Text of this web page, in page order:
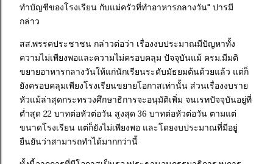
ทำบัญชีของโรงเรียน กับแม่ครัวที่ทำอาหารกลางวัน" ปารมี
กล่าว
สส.พรรคประชาชน กล่าวต่อว่า เรื่องงบประมาณมีปัญหาทั้ง
ความไม่เพียงพอและความไม่ครอบคลุม ปัจจุบันแม้ ครม.มีมติ
ขยายอาหารกลางวันให้แก่นักเรียนระดับมัธยมต้นด้วยแล้ว แต่ก็
ยังครอบคลุมเพียงโรงเรียนขยายโอกาสเท่านั้น ส่วนเรื่องงบราย
หัวแม้ล่าสุดกระทรวงศึกษาธิการจะอนุมัติเพิ่ม จนเรทปัจจุบันอยู่ที่
ต่ำสุด 22 บาทต่อหัวต่อวัน สูงสุด 36 บาทต่อหัวต่อวัน ตามแต่
ขนาดโรงเรียน แต่ก็ยังไม่เพียงพอ และโดยงบประมาณที่มีอยู่
ยืนยันว่าสามารถทำได้มากกว่านี้